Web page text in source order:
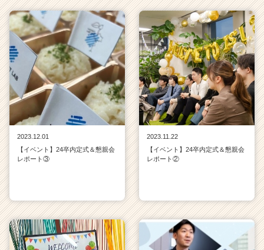
2023.12.01
【イベント】24卒内定式＆懇親会
レポート③
2023.11.22
【イベント】24卒内定式＆懇親会
レポート②